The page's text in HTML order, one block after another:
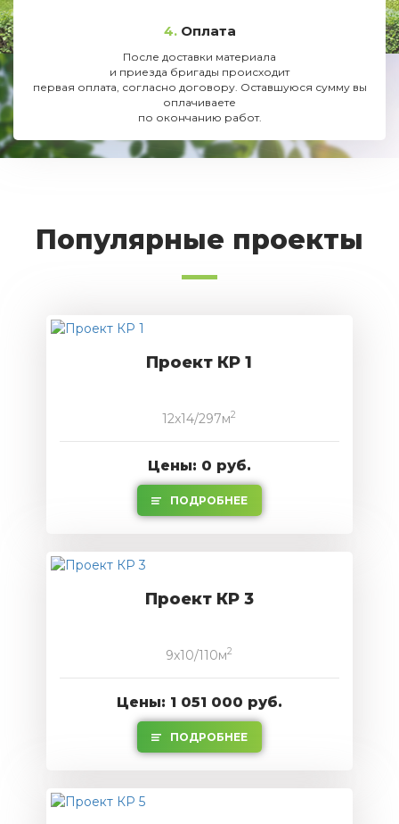
4. Оплата
После доставки материала
и приезда бригады происходит
первая оплата, согласно договору. Оставшуюся сумму вы
оплачиваете
по окончанию работ.
Популярные проекты
Проект КР 1
12x14/297м2
Цены: 0 руб.
ПОДРОБНЕЕ
Проект КР 3
9x10/110м2
Цены: 1 051 000 руб.
ПОДРОБНЕЕ